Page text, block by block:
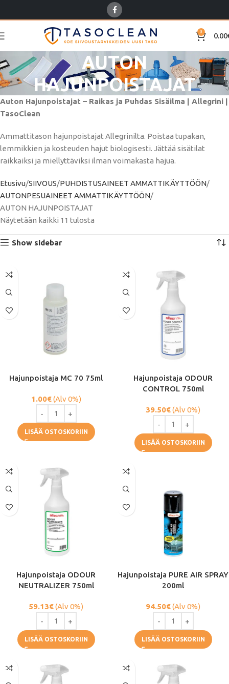
0 0.00
AUTON
HAJUNPOISTAJAT
Auton Hajunpoistajat – Raikas ja Puhdas Sisäilma | Allegrini |
TasoClean
Ammattitason hajunpoistajat Allegrinilta. Poistaa tupakan,
lemmikkien ja kosteuden hajut biologisesti. Jättää sisätilat
raikkaiksi ja miellyttäviksi ilman voimakasta hajua.
Etusivu SIIVOUS PUHDISTUSAINEET AMMATTIKÄYTTÖÖN
AUTONPESUAINEET AMMATTIKÄYTTÖÖN
AUTON HAJUNPOISTAJAT
Näytetään kaikki 11 tulosta
Show sidebar
Hajunpoistaja MC 70 75ml
1.00€(Alv 0%)
LISÄÄ OSTOSKORIIN
Hajunpoistaja ODOUR
CONTROL 750ml
39.50€(Alv 0%)
LISÄÄ OSTOSKORIIN
Hajunpoistaja ODOUR
NEUTRALIZER 750ml
59.13€(Alv 0%)
LISÄÄ OSTOSKORIIN
Hajunpoistaja PURE AIR SPRAY
200ml
94.50€(Alv 0%)
LISÄÄ OSTOSKORIIN